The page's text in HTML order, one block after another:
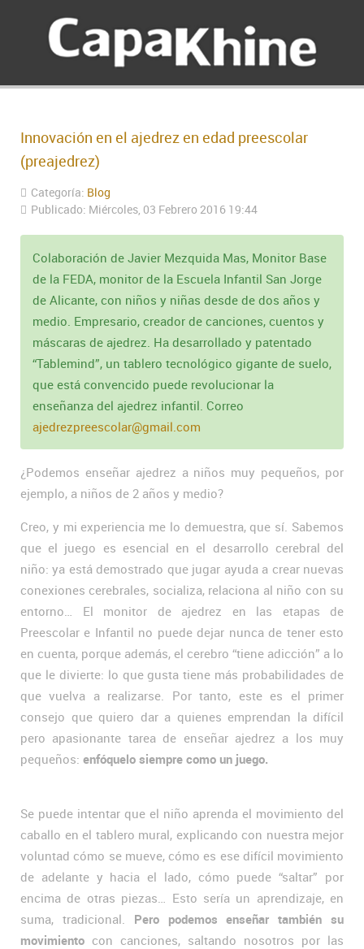
Innovación en el ajedrez en edad preescolar
(preajedrez)
Categoría: Blog
Publicado: Miércoles, 03 Febrero 2016 19:44
Colaboración de Javier Mezquida Mas, Monitor Base
de la FEDA, monitor de la Escuela Infantil San Jorge
de Alicante, con niños y niñas desde de dos años y
medio. Empresario, creador de canciones, cuentos y
máscaras de ajedrez. Ha desarrollado y patentado
“Tablemind”, un tablero tecnológico gigante de suelo,
que está convencido puede revolucionar la
enseñanza del ajedrez infantil. Correo
ajedrezpreescolar@gmail.com
¿Podemos enseñar ajedrez a niños muy pequeños, por
ejemplo, a niños de 2 años y medio?
Creo, y mi experiencia me lo demuestra, que sí. Sabemos
que el juego es esencial en el desarrollo cerebral del
niño: ya está demostrado que jugar ayuda a crear nuevas
conexiones cerebrales, socializa, relaciona al niño con su
entorno… El monitor de ajedrez en las etapas de
Preescolar e Infantil no puede dejar nunca de tener esto
en cuenta, porque además, el cerebro “tiene adicción” a lo
que le divierte: lo que gusta tiene más probabilidades de
que vuelva a realizarse. Por tanto, este es el primer
consejo que quiero dar a quienes emprendan la difícil
pero apasionante tarea de enseñar ajedrez a los muy
pequeños: enfóquelo siempre como un juego.
Se puede intentar que el niño aprenda el movimiento del
caballo en el tablero mural, explicando con nuestra mejor
voluntad cómo se mueve, cómo es ese difícil movimiento
de adelante y hacia el lado, cómo puede “saltar” por
encima de otras piezas… Esto sería un aprendizaje, en
suma, tradicional. Pero podemos enseñar también su
movimiento con canciones, saltando nosotros por las